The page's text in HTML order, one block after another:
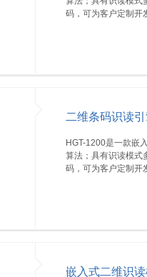
码，可为客户定制开
二维条码识读
HGT-1200是一款嵌
算法；具有识读模式
码，可为客户定制开
嵌入式二维识